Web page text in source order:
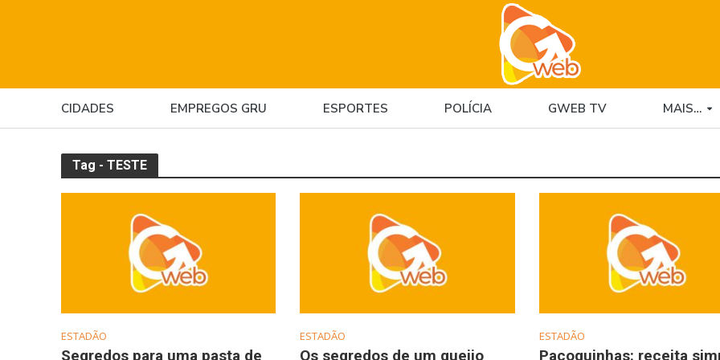
CIDADES EMPREGOS GRU ESPORTES POLÍCIA GWEB TV MAIS…
Tag - TESTE
ESTADÃO
Segredos para uma pasta de
ESTADÃO
Os segredos de um queijo
ESTADÃO
Paçoquinhas: receita